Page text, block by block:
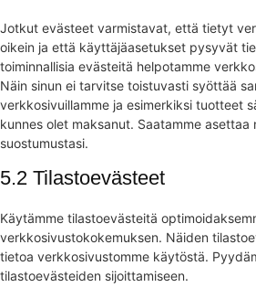
Jotkut evästeet varmistavat, että tietyt
oikein ja että käyttäjäasetukset pysyvät
toiminnallisia evästeitä helpotamme
Näin sinun ei tarvitse toistuvasti syöttää
verkkosivuillamme ja esimerkiksi tuotteet
kunnes olet maksanut. Saatamme asettaa
suostumustasi.
5.2 Tilastoevästeet
Käytämme tilastoevästeitä
verkkosivustokokemuksen. Näiden
tietoa verkkosivustomme käytöstä.
tilastoevästeiden sijoittamiseen.